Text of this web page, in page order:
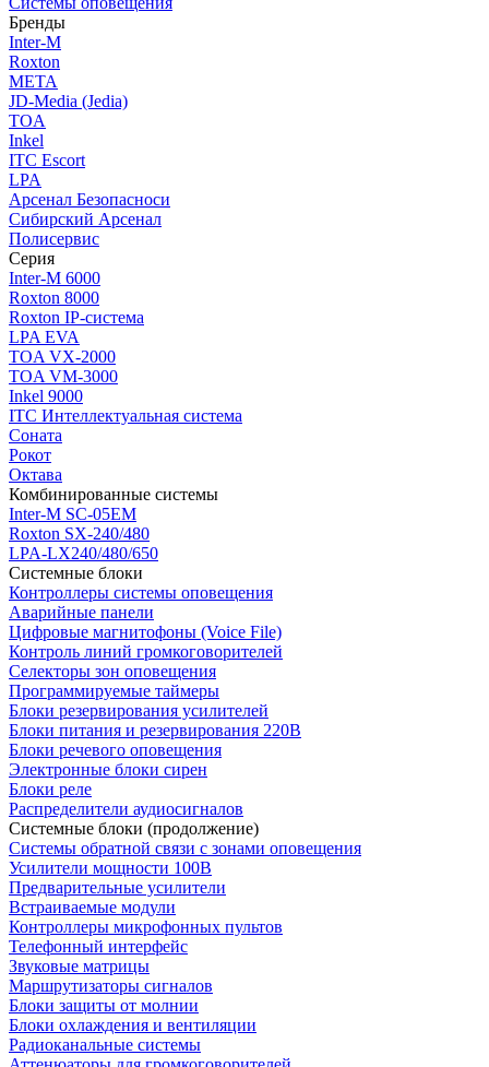
Бренды
Inter-M
Roxton
МЕТА
JD-Media (Jedia)
TOA
Inkel
ITC Escort
LPA
Арсенал Безопасноси
Сибирский Арсенал
Полисервис
Серия
Inter-M 6000
Roxton 8000
Roxton IP-система
LPA EVA
TOA VX-2000
TOA VM-3000
Inkel 9000
ITC Интеллектуальная система
Соната
Рокот
Октава
Комбинированные системы
Inter-M SC-05EM
Roxton SX-240/480
LPA-LX240/480/650
Системные блоки
Контроллеры системы оповещения
Аварийные панели
Цифровые магнитофоны (Voice File)
Контроль линий громкоговорителей
Селекторы зон оповещения
Программируемые таймеры
Блоки резервирования усилителей
Блоки питания и резервирования 220В
Блоки речевого оповещения
Электронные блоки сирен
Блоки реле
Распределители аудиосигналов
Системные блоки (продолжение)
Системы обратной связи с зонами оповещения
Усилители мощности 100В
Предварительные усилители
Встраиваемые модули
Контроллеры микрофонных пультов
Телефонный интерфейс
Звуковые матрицы
Маршрутизаторы сигналов
Блоки защиты от молнии
Блоки охлаждения и вентиляции
Радиоканальные системы